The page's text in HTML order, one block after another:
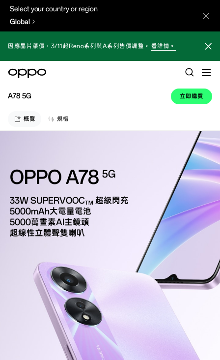
Select your country or region
Global
因應晶片漲價，3/11起Reno系列與A系列售價調整。 看詳情。
A78 5G 立即購買
概覽 規格
OPPO A78 5G
33W SUPERVOOCTM 超級閃充
5000mAh大電量電池
5000萬畫素AI主鏡頭
超線性立體聲雙喇叭